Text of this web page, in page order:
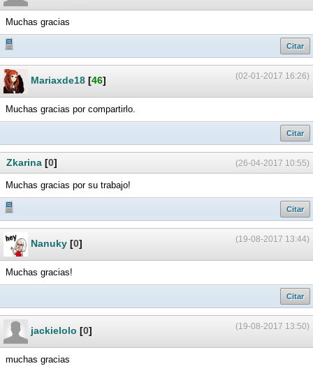
Muchas gracias
Citar
(02-01-2017 16:26)
Mariaxde18 [46]
Muchas gracias por compartirlo.
Citar
(26-04-2017 10:55)
Zkarina [0]
Muchas gracias por su trabajo!
Citar
(19-08-2017 13:44)
Nanuky [0]
Muchas gracias!
Citar
(19-08-2017 13:50)
jackielolo [0]
muchas gracias